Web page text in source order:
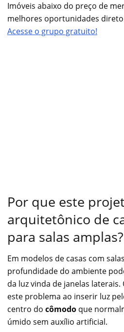
Imóveis abaixo do preço de
melhores oportunidades
Acesse o grupo gratuito!
Por que este
arquitetônico de
para salas amplas?
Em modelos de casas com
profundidade do ambiente
da luz vinda de janelas laterais.
este problema ao inserir luz
centro do cômodo que
úmido sem auxílio artificial.